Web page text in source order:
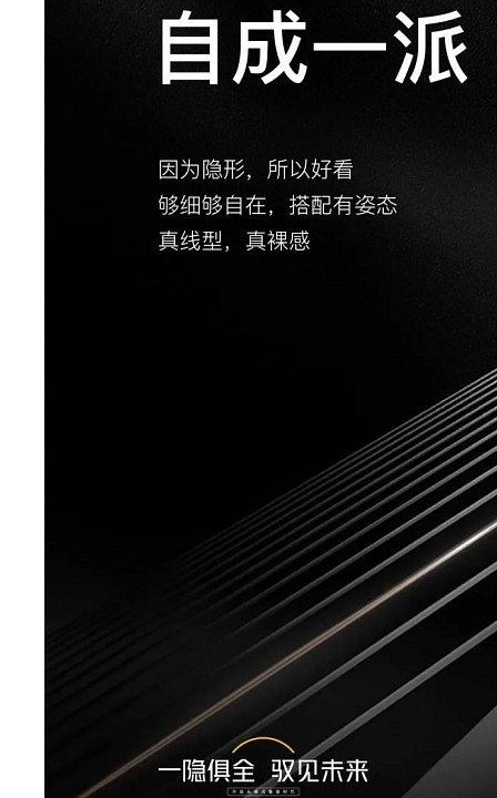
守正创新 稳中求进丨2024家装实战赋能大会